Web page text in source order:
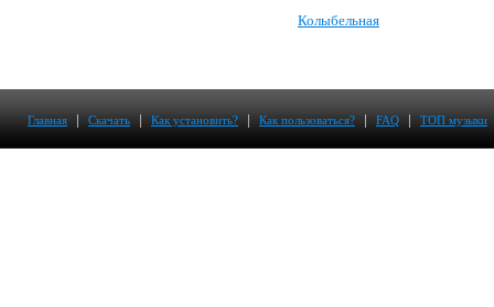
Колыбельная
Главная | Скачать | Как установить? | Как пользоваться? | FAQ | ТОП музыки